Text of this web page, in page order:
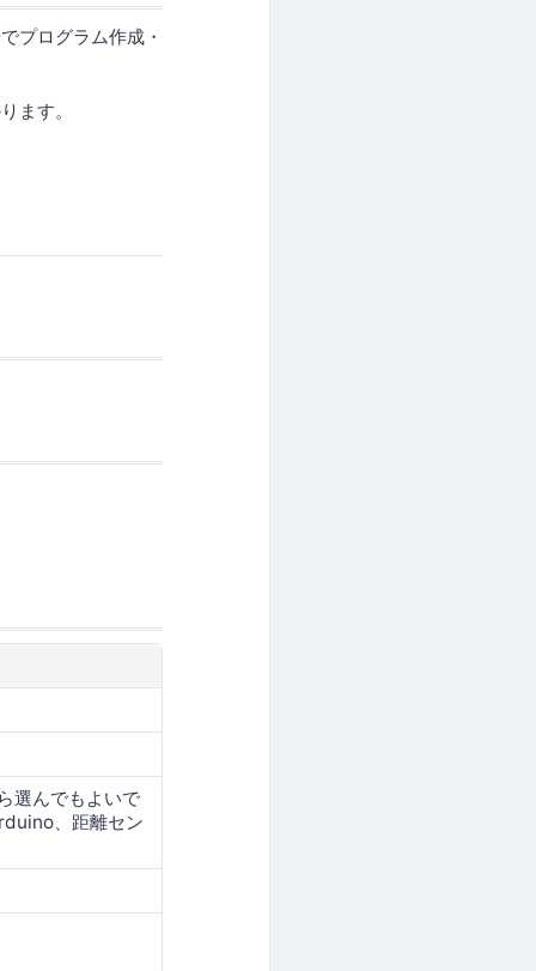
プログラム作成・
ます。
選んでもよいで
、距離セン